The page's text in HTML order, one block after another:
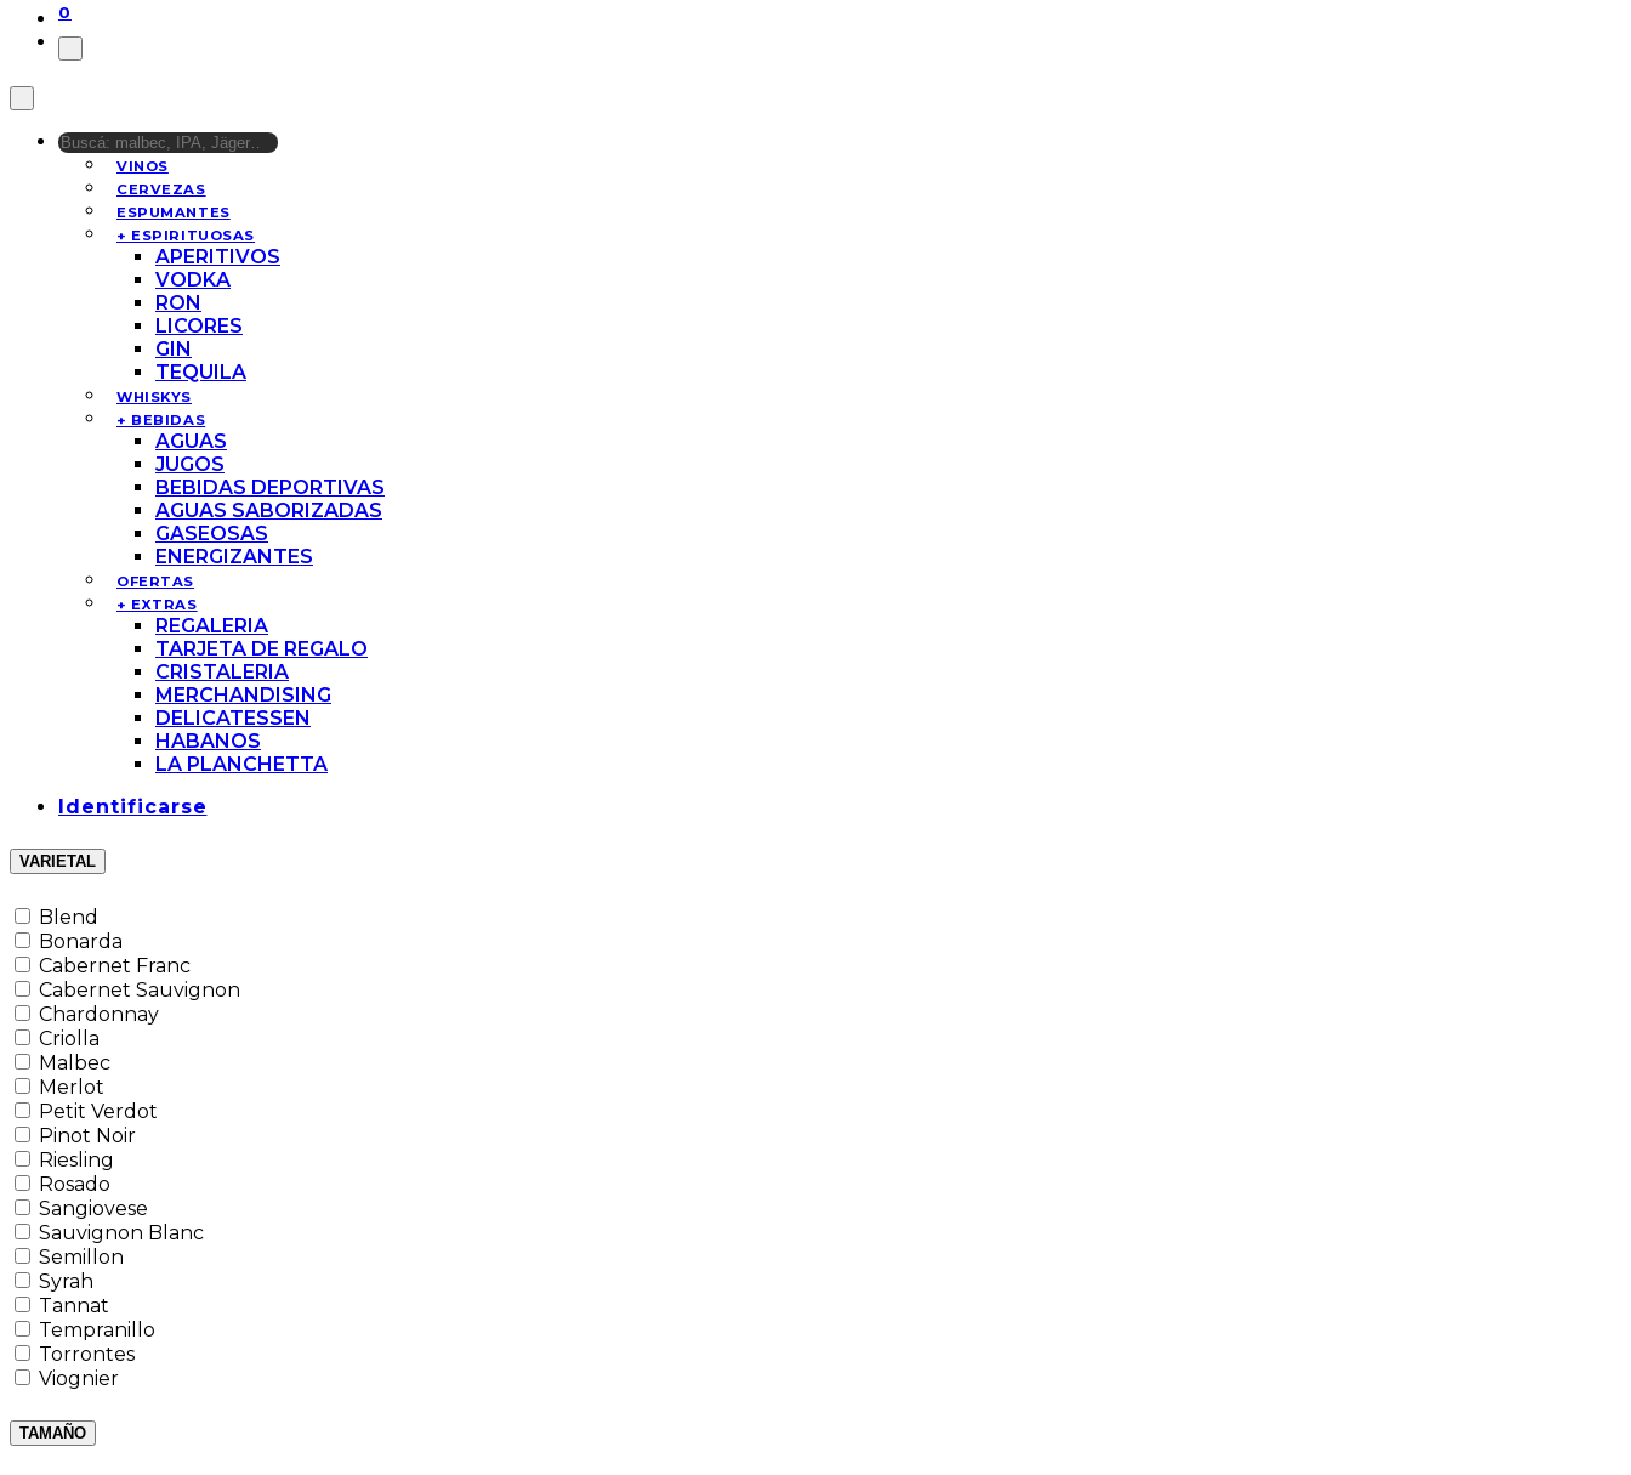
0
VINOS
CERVEZAS
ESPUMANTES
+ ESPIRITUOSAS
APERITIVOS
VODKA
RON
LICORES
GIN
TEQUILA
WHISKYS
+ BEBIDAS
AGUAS
JUGOS
BEBIDAS DEPORTIVAS
AGUAS SABORIZADAS
GASEOSAS
ENERGIZANTES
OFERTAS
+ EXTRAS
REGALERIA
TARJETA DE REGALO
CRISTALERIA
MERCHANDISING
DELICATESSEN
HABANOS
LA PLANCHETTA
Identificarse
VARIETAL
Blend
Bonarda
Cabernet Franc
Cabernet Sauvignon
Chardonnay
Criolla
Malbec
Merlot
Petit Verdot
Pinot Noir
Riesling
Rosado
Sangiovese
Sauvignon Blanc
Semillon
Syrah
Tannat
Tempranillo
Torrontes
Viognier
TAMAÑO